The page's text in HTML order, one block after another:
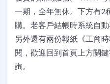
一期，全年無休。下方有2
購。老客戶結帳時系統自
另外還有兩份報紙《工商
閱，歡迎回到首頁上方關
詢。